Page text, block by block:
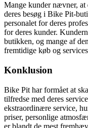
Mange kunder nævner, at
deres besøg i Bike Pit-
personalet for deres
for deres kunder.
butikken, og mange af
fremtidige køb og
Konklusion
Bike Pit har formået at
tilfredse med deres
ekstraordinære service,
priser, personlige
er blandt de mest